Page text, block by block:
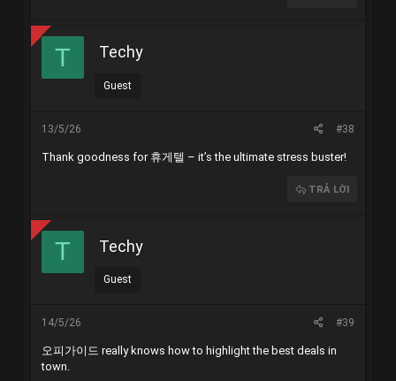
T Techy
Guest
13/5/26 #38
Thank goodness for 휴게텔 – it’s the ultimate stress buster!
TRẢ LỜI
T Techy
Guest
14/5/26 #39
오피가이드 really knows how to highlight the best deals in
town.